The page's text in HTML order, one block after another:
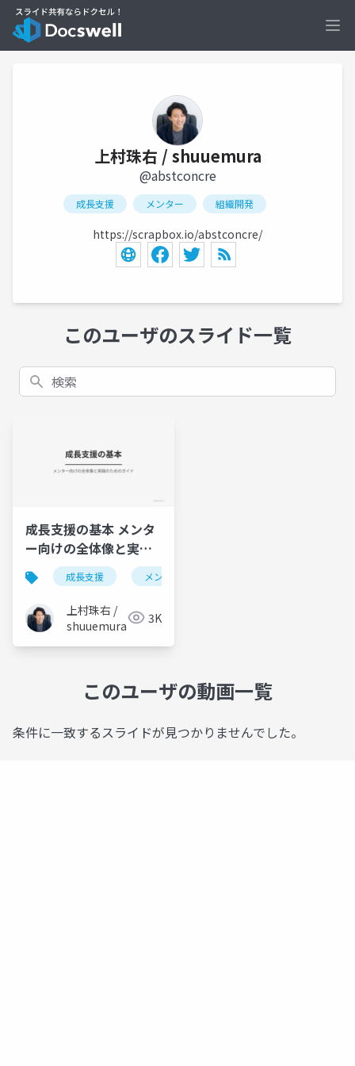
上村珠右 / shuuemura
@abstconcre
成長支援 メンター 組織開発
https://scrapbox.io/abstconcre/
このユーザのスライド一覧
検索
成長支援の基本 メンタ
ー向けの全体像と実践
のためのガイド
成長支援 メンター
上村珠右 /
shuuemura
3K
このユーザの動画一覧
条件に一致するスライドが見つかりませんでした。